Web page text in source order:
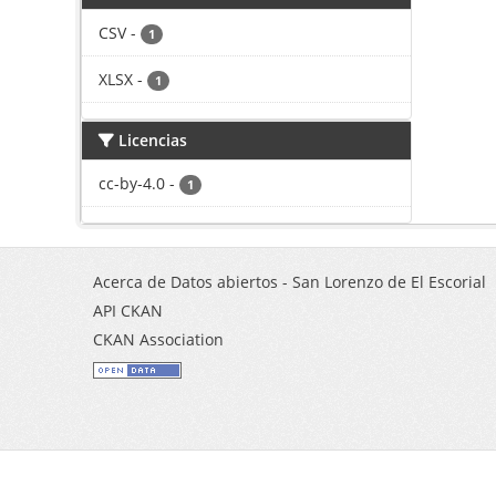
CSV - 1
XLSX - 1
Licencias
cc-by-4.0 - 1
Acerca de Datos abiertos - San Lorenzo de El Escorial
API CKAN
CKAN Association